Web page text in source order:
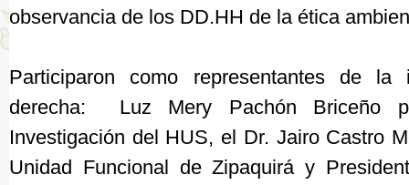
observancia de los DD.HH de la ética
Participaron como representantes de
derecha: Luz Mery Pachón Briceño
Investigación del HUS, el Dr. Jairo Castro
Unidad Funcional de Zipaquirá y